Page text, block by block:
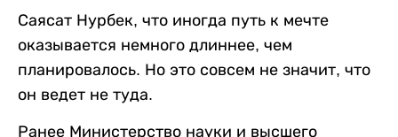
Саясат Нурбек, что иногда путь к мечте
оказывается немного длиннее, чем
планировалось. Но это совсем не значит, что
он ведет не туда.
Ранее Министерство науки и высшего